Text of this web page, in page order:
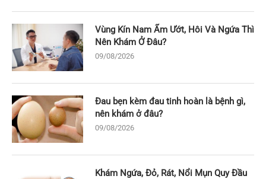
Vùng Kín Nam Ẩm Ướt, Hôi Và Ngứa Thì
Nên Khám Ở Đâu?
09/08/2026
Đau bẹn kèm đau tinh hoàn là bệnh gì,
nên khám ở đâu?
09/08/2026
Khám Ngứa, Đỏ, Rát, Nổi Mụn Quy Đầu